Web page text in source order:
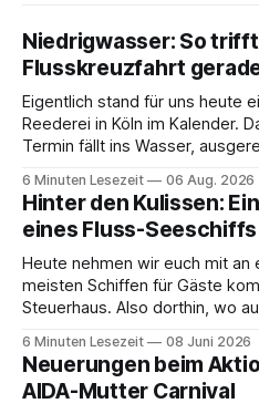
Niedrigwasser: So
Flusskreuzfahrt
Eigentlich stand für uns heute
Reederei in Köln im Kalender.
Termin fällt ins Wasser,
und fahren mit Thurgau Travel
Budapest. Auch
6 Minuten Lesezeit 06 Aug. 2026
Hinter den Kulissen:
eines Fluss-Seeschiffs
Heute nehmen wir euch mit an
meisten Schiffen für Gäste
Steuerhaus. Also dorthin, wo
Saxonia ging es zur Mittagszeit
– und wir durften für ein
6 Minuten Lesezeit 08 Juni 2026
Neuerungen beim
AIDA-Mutter Carnival